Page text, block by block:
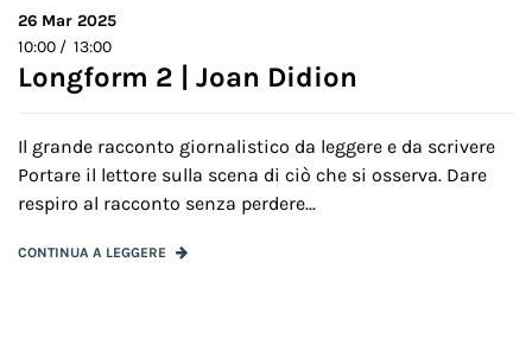
26 Mar 2025
10:00 / 13:00
Longform 2 | Joan Didion
Il grande racconto giornalistico da leggere e da scrivere
Portare il lettore sulla scena di ciò che si osserva. Dare
respiro al racconto senza perdere...
CONTINUA A LEGGERE